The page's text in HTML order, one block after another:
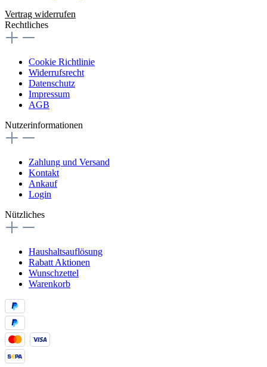
Vertrag widerrufen
Rechtliches
Cookie Richtlinie
Widerrufsrecht
Datenschutz
Impressum
AGB
Nutzerinformationen
Zahlung und Versand
Kontakt
Ankauf
Login
Nützliches
Haushaltsauflösung
Rabatt Aktionen
Wunschzettel
Warenkorb